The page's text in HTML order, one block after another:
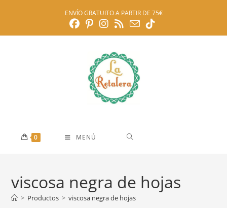
ENVÍO GRATUITO A PARTIR DE 75€
0 MENÚ
viscosa negra de hojas
> Productos > viscosa negra de hojas